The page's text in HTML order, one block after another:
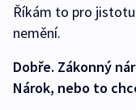
Říkám to pro
nemění.
Dobře. Zákonný
Nárok, nebo to